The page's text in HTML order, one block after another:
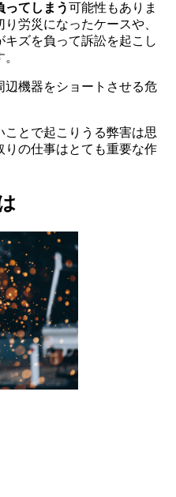
ってしまう可能性もありま
労災になったケースや、
ズを負って訴訟を起こし
辺機器をショートさせる危
ことで起こりうる弊害は思
りの仕事はとても重要な作